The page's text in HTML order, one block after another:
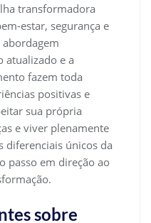
transformadora
estar, segurança e
atualizado e a
fazem toda
positivas e
sua própria
e viver plenamente
diferenciais únicos da
passo em direção ao
sobre